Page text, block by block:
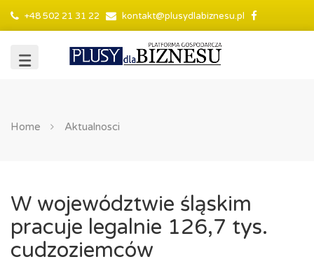
+48 502 21 31 22 kontakt@plusydlabiznesu.pl
Home Aktualnosci
W województwie śląskim
pracuje legalnie 126,7 tys.
cudzoziemców